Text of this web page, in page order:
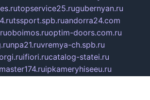
topservice25.rugubernyan.ru
tssport.spb.ruandorra24.com
oboimos.ruoptim-doors.com.ru
npa21.ruvremya-ch.spb.ru
ifiori.rucatalog-statei.ru
ipkameryhiseeu.ru